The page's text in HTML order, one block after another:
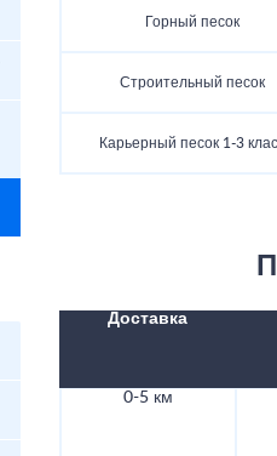
Горный песок
Строительный песок
Карьерный песок 1-3
Доставка
0-5 км